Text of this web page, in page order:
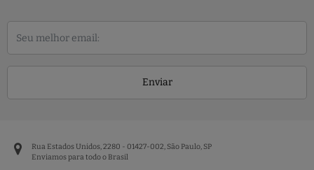
Enviar
Rua Estados Unidos, 2280 - 01427-002, São Paulo, SP
Enviamos para todo o Brasil